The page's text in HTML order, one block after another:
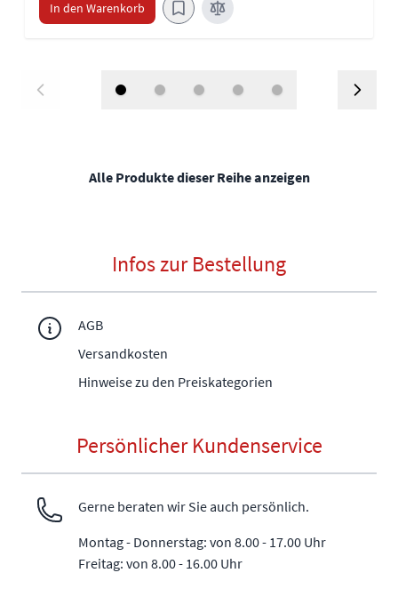
In den Warenkorb
Alle Produkte dieser Reihe anzeigen
Infos zur Bestellung
AGB
Versandkosten
Hinweise zu den Preiskategorien
Persönlicher Kundenservice
Gerne beraten wir Sie auch persönlich.
Montag - Donnerstag: von 8.00 - 17.00 Uhr
Freitag: von 8.00 - 16.00 Uhr